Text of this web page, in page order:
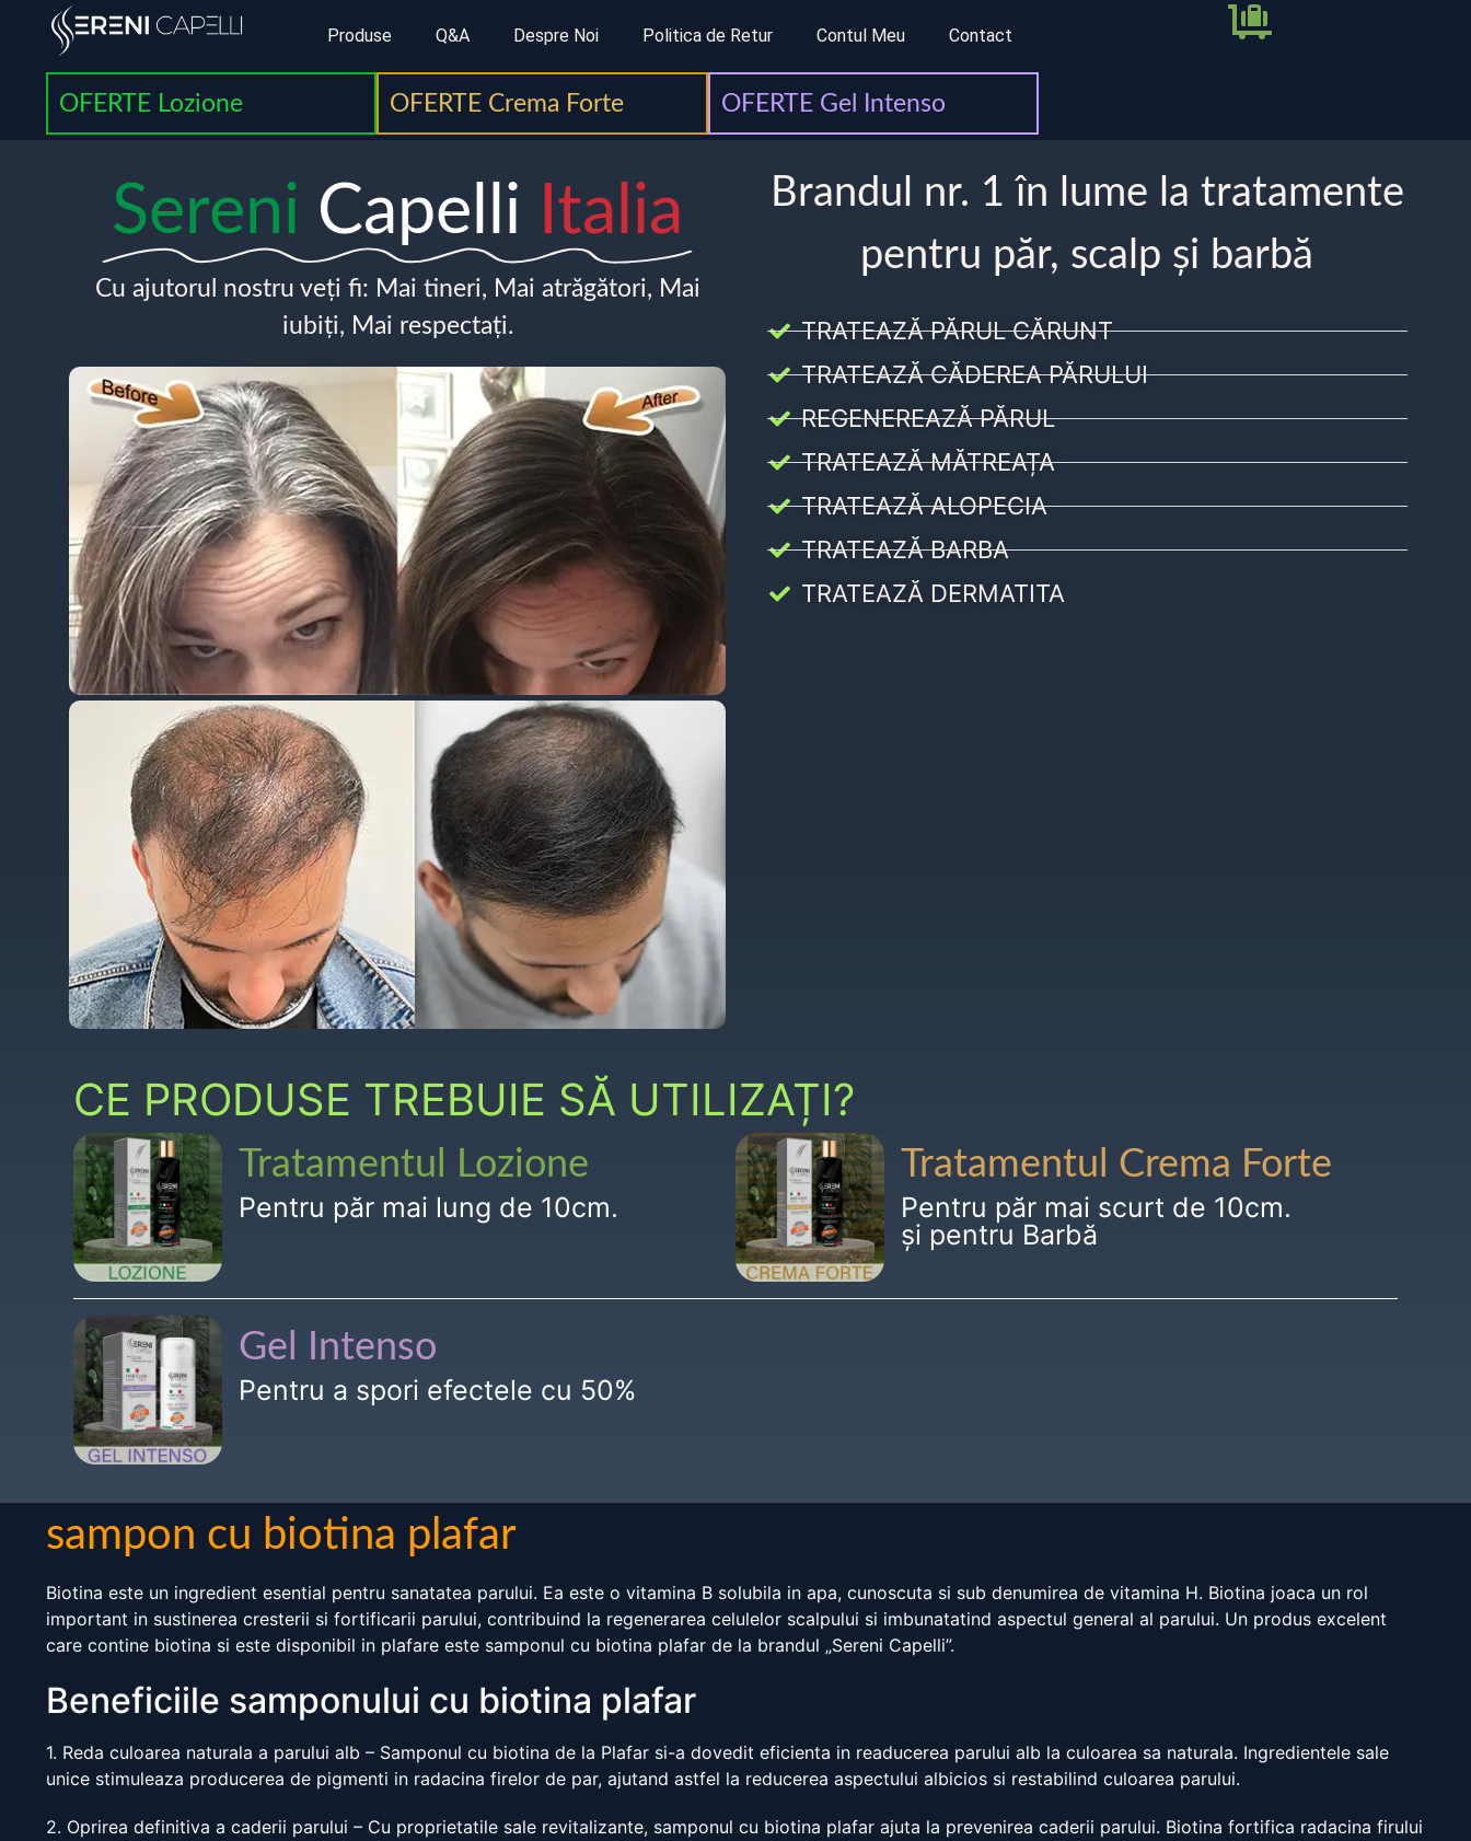
Produse Q&A Despre Noi Politica de Retur Contul Meu Contact
OFERTE Lozione OFERTE Crema Forte OFERTE Gel Intenso
Sereni Capelli Italia
Cu ajutorul nostru veți fi: Mai tineri, Mai atrăgători, Mai
iubiți, Mai respectați.
Brandul nr. 1 în lume la tratamente
pentru păr, scalp și barbă
TRATEAZĂ PĂRUL CĂRUNT
TRATEAZĂ CĂDEREA PĂRULUI
REGENEREAZĂ PĂRUL
TRATEAZĂ MĂTREAȚA
TRATEAZĂ ALOPECIA
TRATEAZĂ BARBA
TRATEAZĂ DERMATITA
CE PRODUSE TREBUIE SĂ UTILIZAȚI?
Tratamentul Lozione
Pentru păr mai lung de 10cm.
Tratamentul Crema Forte
Pentru păr mai scurt de 10cm.
și pentru Barbă
Gel Intenso
Pentru a spori efectele cu 50%
sampon cu biotina plafar
Biotina este un ingredient esential pentru sanatatea parului. Ea este o vitamina B solubila in apa, cunoscuta si sub denumirea de vitamina H. Biotina joaca un rol
important in sustinerea cresterii si fortificarii parului, contribuind la regenerarea celulelor scalpului si imbunatatind aspectul general al parului. Un produs excelent
care contine biotina si este disponibil in plafare este samponul cu biotina plafar de la brandul „Sereni Capelli”.
Beneficiile samponului cu biotina plafar
1. Reda culoarea naturala a parului alb – Samponul cu biotina de la Plafar si-a dovedit eficienta in readucerea parului alb la culoarea sa naturala. Ingredientele sale
unice stimuleaza producerea de pigmenti in radacina firelor de par, ajutand astfel la reducerea aspectului albicios si restabilind culoarea parului.
2. Oprirea definitiva a caderii parului – Cu proprietatile sale revitalizante, samponul cu biotina plafar ajuta la prevenirea caderii parului. Biotina fortifica radacina firului